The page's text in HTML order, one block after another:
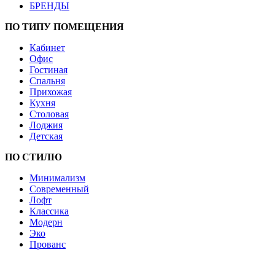
БРЕНДЫ
ПО ТИПУ ПОМЕЩЕНИЯ
Кабинет
Офис
Гостиная
Спальня
Прихожая
Кухня
Столовая
Лоджия
Детская
ПО СТИЛЮ
Минимализм
Современный
Лофт
Классика
Модерн
Эко
Прованс